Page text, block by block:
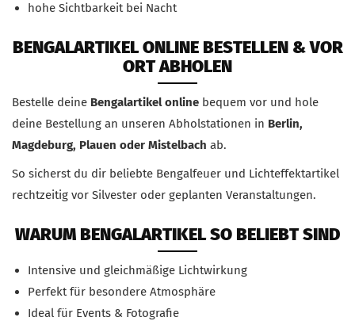
hohe Sichtbarkeit bei Nacht
BENGALARTIKEL ONLINE BESTELLEN & VOR
ORT ABHOLEN
Bestelle deine Bengalartikel online bequem vor und hole
deine Bestellung an unseren Abholstationen in Berlin,
Magdeburg, Plauen oder Mistelbach ab.
So sicherst du dir beliebte Bengalfeuer und Lichteffektartikel
rechtzeitig vor Silvester oder geplanten Veranstaltungen.
WARUM BENGALARTIKEL SO BELIEBT SIND
Intensive und gleichmäßige Lichtwirkung
Perfekt für besondere Atmosphäre
Ideal für Events & Fotografie